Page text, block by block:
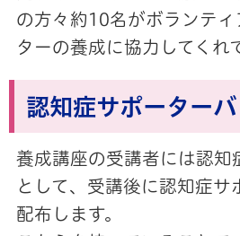
の方々約10名がボランテ
ターの養成に協力してくれ
認知症サポーター
養成講座の受講者には認知
として、受講後に認知症サ
配布します。